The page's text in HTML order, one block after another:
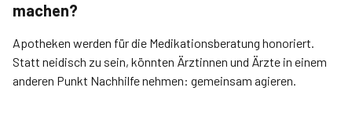
machen?
Apotheken werden für die Medikationsberatung honoriert.
Statt neidisch zu sein, könnten Ärztinnen und Ärzte in einem
anderen Punkt Nachhilfe nehmen: gemeinsam agieren.